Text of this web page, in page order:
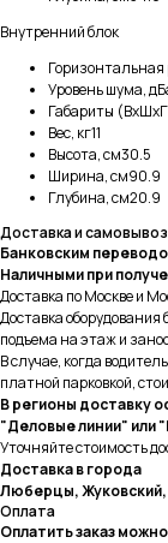
Внутренний блок
Горизонтальная
Уровень шума,
Габариты
Вес, кг11
Высота, см30.5
Ширина, см90.9
Глубина, см20.9
Доставка и самовывоз
Банковским
Наличными при
Доставка по Москве и
Доставка оборудования
подъема на этаж и
В случае, когда
платной парковкой,
В регионы доставку
"Деловые линии"
Уточняйте стоимость
Доставка в города
Люберцы, Жуковский,
Оплата
Оплатить заказ